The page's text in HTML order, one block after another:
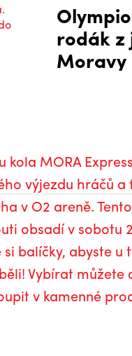
rodák z
Moravy
Mory po
návratu
kola MORA
výjezdu hráčů a
v O2 areně.
obsadí v sobotu
balíčky, abyste u
Vybírat můžete
v kamenné